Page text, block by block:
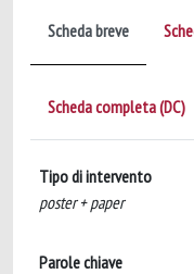
Scheda breve
Scheda completa (DC)
Tipo di intervento
poster + paper
Parole chiave